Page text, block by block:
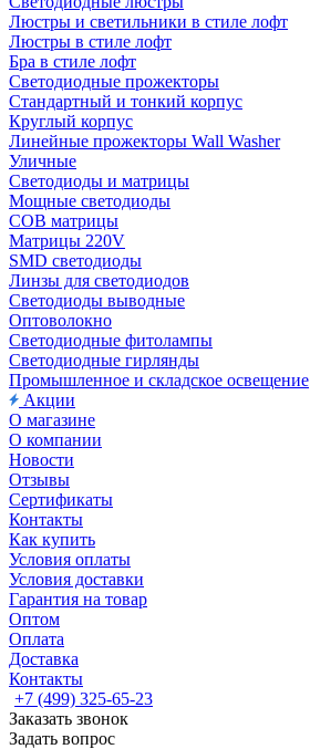
Люстры и светильники в стиле лофт
Люстры в стиле лофт
Бра в стиле лофт
Светодиодные прожекторы
Стандартный и тонкий корпус
Круглый корпус
Линейные прожекторы Wall Washer
Уличные
Светодиоды и матрицы
Мощные светодиоды
COB матрицы
Матрицы 220V
SMD светодиоды
Линзы для светодиодов
Светодиоды выводные
Оптоволокно
Светодиодные фитолампы
Светодиодные гирлянды
Промышленное и складское освещение
Акции
О магазине
О компании
Новости
Отзывы
Сертификаты
Контакты
Как купить
Условия оплаты
Условия доставки
Гарантия на товар
Оптом
Оплата
Доставка
Контакты
+7 (499) 325-65-23
Заказать звонок
Задать вопрос